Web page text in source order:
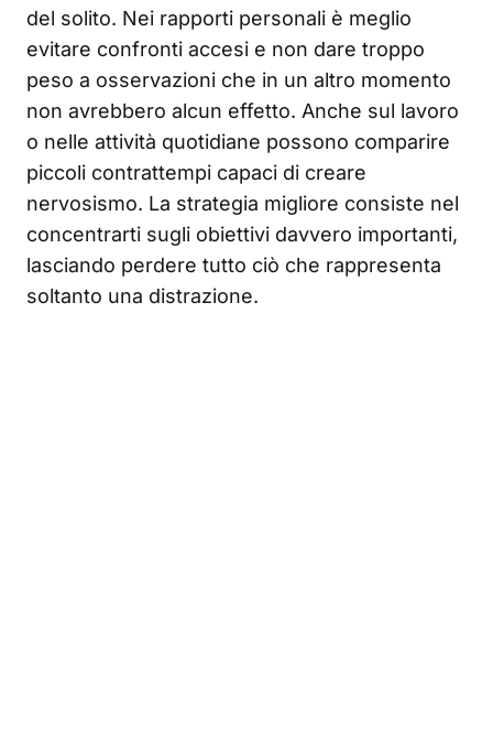
del solito. Nei rapporti personali è meglio
evitare confronti accesi e non dare troppo
peso a osservazioni che in un altro momento
non avrebbero alcun effetto. Anche sul lavoro
o nelle attività quotidiane possono comparire
piccoli contrattempi capaci di creare
nervosismo. La strategia migliore consiste nel
concentrarti sugli obiettivi davvero importanti,
lasciando perdere tutto ciò che rappresenta
soltanto una distrazione.